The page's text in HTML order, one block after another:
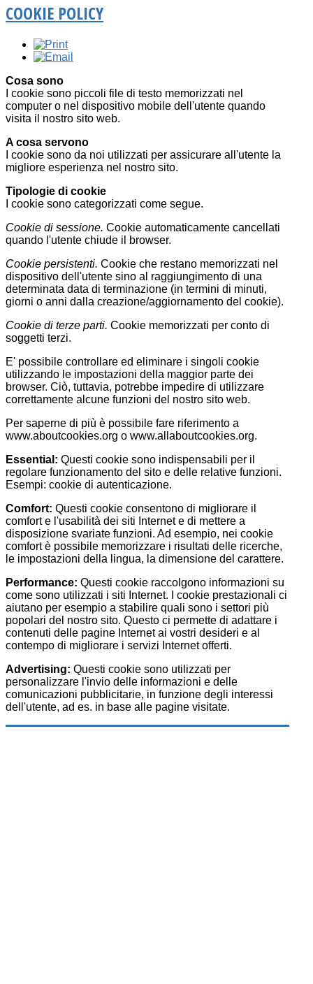
COOKIE POLICY
Cosa sono
I cookie sono piccoli file di testo memorizzati nel
computer o nel dispositivo mobile dell'utente quando
visita il nostro sito web.
A cosa servono
I cookie sono da noi utilizzati per assicurare all'utente la
migliore esperienza nel nostro sito.
Tipologie di cookie
I cookie sono categorizzati come segue.
Cookie di sessione. Cookie automaticamente cancellati
quando l'utente chiude il browser.
Cookie persistenti. Cookie che restano memorizzati nel
dispositivo dell'utente sino al raggiungimento di una
determinata data di terminazione (in termini di minuti,
giorni o anni dalla creazione/aggiornamento del cookie).
Cookie di terze parti. Cookie memorizzati per conto di
soggetti terzi.
E' possibile controllare ed eliminare i singoli cookie
utilizzando le impostazioni della maggior parte dei
browser. Ciò, tuttavia, potrebbe impedire di utilizzare
correttamente alcune funzioni del nostro sito web.
Per saperne di più è possibile fare riferimento a
www.aboutcookies.org o www.allaboutcookies.org.
Essential: Questi cookie sono indispensabili per il
regolare funzionamento del sito e delle relative funzioni.
Esempi: cookie di autenticazione.
Comfort: Questi cookie consentono di migliorare il
comfort e l'usabilità dei siti Internet e di mettere a
disposizione svariate funzioni. Ad esempio, nei cookie
comfort è possibile memorizzare i risultati delle ricerche,
le impostazioni della lingua, la dimensione del carattere.
Performance: Questi cookie raccolgono informazioni su
come sono utilizzati i siti Internet. I cookie prestazionali ci
aiutano per esempio a stabilire quali sono i settori più
popolari del nostro sito. Questo ci permette di adattare i
contenuti delle pagine Internet ai vostri desideri e al
contempo di migliorare i servizi Internet offerti.
Advertising: Questi cookie sono utilizzati per
personalizzare l'invio delle informazioni e delle
comunicazioni pubblicitarie, in funzione degli interessi
dell'utente, ad es. in base alle pagine visitate.